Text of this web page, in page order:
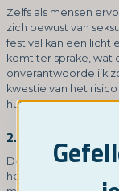
Zelfs als mensen
zich bewust van
festival kan een licht
komt ter sprake,
onverantwoordelijk
kwestie van het
hun achterhoofd.
2. Vroege detectie
Degenen die
het feit dat ze weten